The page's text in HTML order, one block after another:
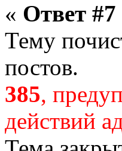
« Ответ #7
Тему
постов.
385,
действий